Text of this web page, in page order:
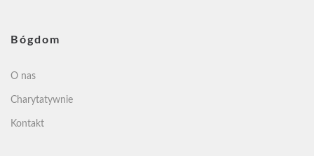
Bógdom
O nas
Charytatywnie
Kontakt